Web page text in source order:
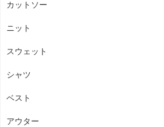
カットソー
ニット
スウェット
シャツ
ベスト
アウター